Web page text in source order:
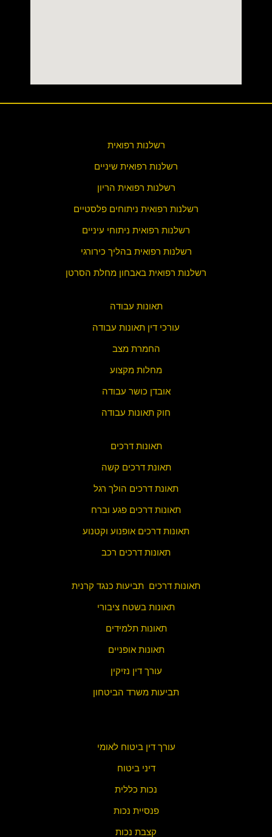
רשלנות רפואית
רשלנות רפואית שיניים
רשלנות רפואית הריון
רשלנות רפואית ניתוחים פלסטיים
רשלנות רפואית ניתוחי עיניים
רשלנות רפואית בהליך כירורגי
רשלנות רפואית באבחון מחלת הסרטן
תאונות עבודה
עורכי דין תאונות עבודה
החמרת מצב
מחלות מקצוע
אובדן כושר עבודה
חוק תאונות עבודה
תאונות דרכים
תאונת דרכים קשה
תאונת דרכים הולך רגל
תאונות דרכים פגע וברח
תאונות דרכים אופנוע וקטנוע
תאונות דרכים רכב
תאונות דרכים תביעות כנגד קרנית
תאונות בשטח ציבורי
תאונות תלמידים
תאונות אופניים
עורך דין נזיקין
תביעות משרד הביטחון
עורך דין ביטוח לאומי
דיני ביטוח
נכות כללית
פנסיית נכות
קצבת נכות